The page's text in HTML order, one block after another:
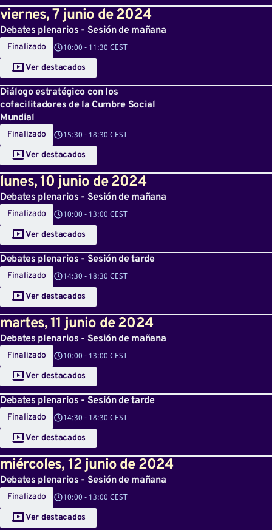
viernes,7 junio de 2024
Debates plenarios - Sesión de mañana
Finalizado 10:00 - 11:30 CEST
Ver destacados
Diálogo estratégico con los
cofacilitadores de la Cumbre Social
Mundial
Finalizado 15:30 - 18:30 CEST
Ver destacados
lunes,10 junio de 2024
Debates plenarios - Sesión de mañana
Finalizado 10:00 - 13:00 CEST
Ver destacados
Debates plenarios - Sesión de tarde
Finalizado 14:30 - 18:30 CEST
Ver destacados
martes,11 junio de 2024
Debates plenarios - Sesión de mañana
Finalizado 10:00 - 13:00 CEST
Ver destacados
Debates plenarios - Sesión de tarde
Finalizado 14:30 - 18:30 CEST
Ver destacados
miércoles, 12 junio de 2024
Debates plenarios - Sesión de mañana
Finalizado 10:00 - 13:00 CEST
Ver destacados